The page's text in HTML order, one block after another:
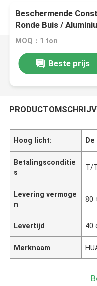
Beschermende
Ronde Buis /
MOQ：1 ton
Beste prijs
Hoog licht:
Betalingsconditie
s
T/
Levering vermoge
n
80
Levertijd 40
Merknaam